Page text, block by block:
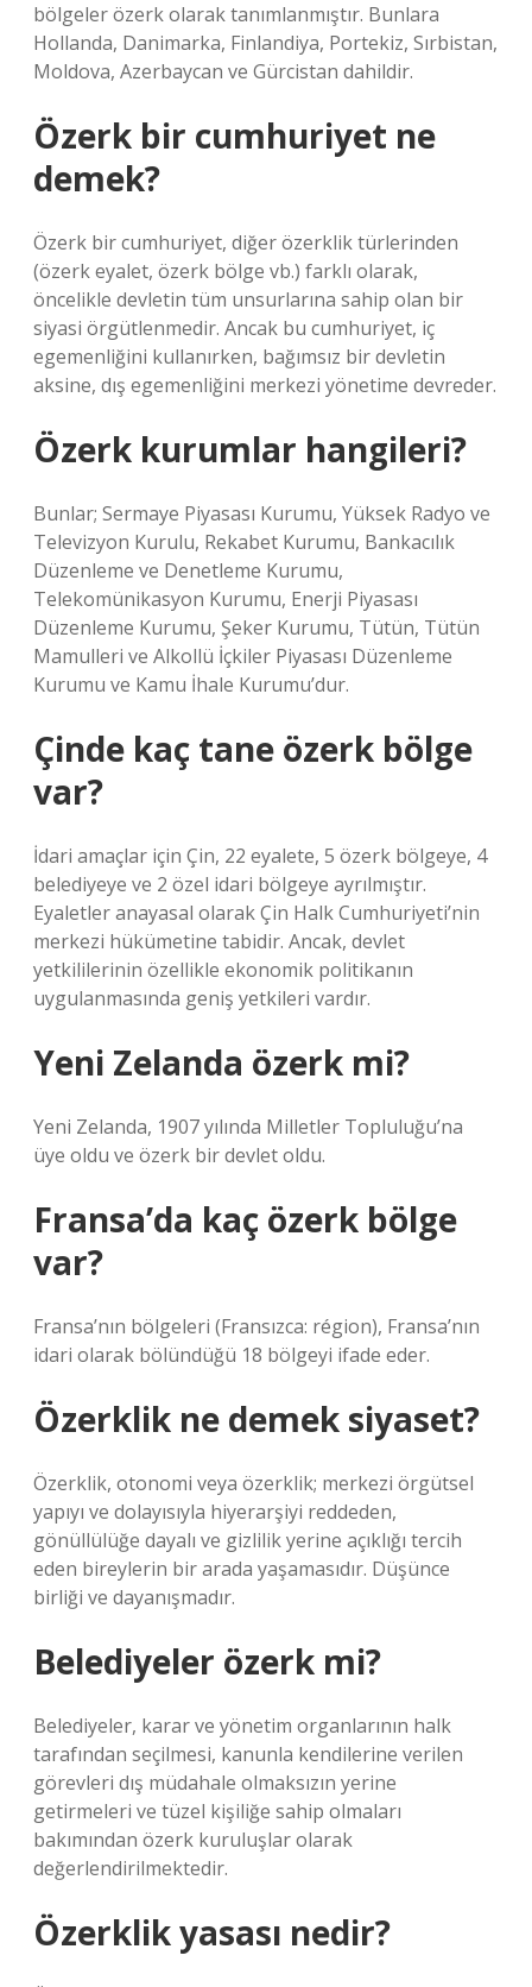
bölgeler özerk olarak tanımlanmıştır. Bunlara
Hollanda, Danimarka, Finlandiya, Portekiz, Sırbistan,
Moldova, Azerbaycan ve Gürcistan dahildir.
Özerk bir cumhuriyet ne
demek?
Özerk bir cumhuriyet, diğer özerklik türlerinden
(özerk eyalet, özerk bölge vb.) farklı olarak,
öncelikle devletin tüm unsurlarına sahip olan bir
siyasi örgütlenmedir. Ancak bu cumhuriyet, iç
egemenliğini kullanırken, bağımsız bir devletin
aksine, dış egemenliğini merkezi yönetime devreder.
Özerk kurumlar hangileri?
Bunlar; Sermaye Piyasası Kurumu, Yüksek Radyo ve
Televizyon Kurulu, Rekabet Kurumu, Bankacılık
Düzenleme ve Denetleme Kurumu,
Telekomünikasyon Kurumu, Enerji Piyasası
Düzenleme Kurumu, Şeker Kurumu, Tütün, Tütün
Mamulleri ve Alkollü İçkiler Piyasası Düzenleme
Kurumu ve Kamu İhale Kurumu’dur.
Çinde kaç tane özerk bölge
var?
İdari amaçlar için Çin, 22 eyalete, 5 özerk bölgeye, 4
belediyeye ve 2 özel idari bölgeye ayrılmıştır.
Eyaletler anayasal olarak Çin Halk Cumhuriyeti’nin
merkezi hükümetine tabidir. Ancak, devlet
yetkililerinin özellikle ekonomik politikanın
uygulanmasında geniş yetkileri vardır.
Yeni Zelanda özerk mi?
Yeni Zelanda, 1907 yılında Milletler Topluluğu’na
üye oldu ve özerk bir devlet oldu.
Fransa’da kaç özerk bölge
var?
Fransa’nın bölgeleri (Fransızca: région), Fransa’nın
idari olarak bölündüğü 18 bölgeyi ifade eder.
Özerklik ne demek siyaset?
Özerklik, otonomi veya özerklik; merkezi örgütsel
yapıyı ve dolayısıyla hiyerarşiyi reddeden,
gönüllülüğe dayalı ve gizlilik yerine açıklığı tercih
eden bireylerin bir arada yaşamasıdır. Düşünce
birliği ve dayanışmadır.
Belediyeler özerk mi?
Belediyeler, karar ve yönetim organlarının halk
tarafından seçilmesi, kanunla kendilerine verilen
görevleri dış müdahale olmaksızın yerine
getirmeleri ve tüzel kişiliğe sahip olmaları
bakımından özerk kuruluşlar olarak
değerlendirilmektedir.
Özerklik yasası nedir?